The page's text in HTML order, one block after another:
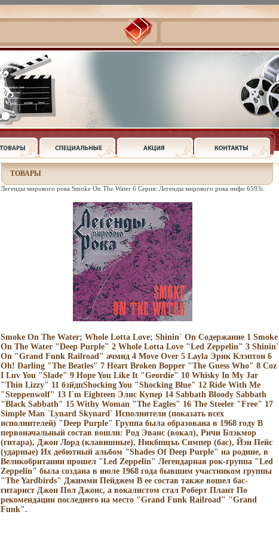
ТОВАРЫ
Легенды мирового рока Smoke On The Water 6 Серия: Легенды мирового рока инфо 6593i.
Smoke On The Water; Whole Lotta Love; Shinin` On Содержание 1 Smoke
On The Water "Deep Purple" 2 Whole Lotta Love "Led Zeppelin" 3 Shinin`
On "Grand Funk Railroad" ачмид 4 Move Over 5 Layla Эрик Клэптон 6
Oh! Darling "The Beatles" 7 Heart Broken Bopper "The Guess Who" 8 Coz
I Luv You "Slade" 9 Hope You Like It "Geordie" 10 Whisky In My Jar
"Thin Lizzy" 11 бзйдпShocking You "Shocking Blue" 12 Ride With Me
"Steppenwolf" 13 I`m Eighteen Элис Купер 14 Sabbath Bloody Sabbath
"Black Sabbath" 15 Withy Woman "The Eagles" 16 The Steeler "Free" 17
Simple Man `Lynard Skynard` Исполнители (показать всех
исполнителей) "Deep Purple" Группа была образована в 1968 году В
первоначальный состав вошли: Род Эванс (вокал), Ричи Блэкмор
(гитара), Джон Лорд (клавишные), Никбпщъь Симпер (бас), Йэн Пейс
(ударные) Их дебютный альбом "Shades Of Deep Purple" на родине, в
Великобритании прошел "Led Zeppelin" Легендарная рок-группа "Led
Zeppelin" была создана в июле 1968 года бывшим участником группы
"The Yardbirds" Джимми Пейджем В ее состав также вошел бас-
гитарист Джон Пол Джонс, а вокалистом стал Роберт Плант По
рекомендации последнего на место "Grand Funk Railroad" "Grand
Funk".